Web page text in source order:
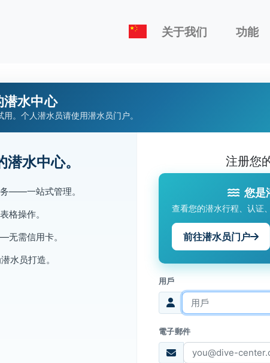
关于我们 功能
潜水中心
。个人潜水员请使用潜水员门户。
水中心。
——一站式管理。
格操作。
需信用卡。
水员打造。
注册您
您是
查看您的潜水行程、认证
前往潜水员门户
用戶
電子郵件